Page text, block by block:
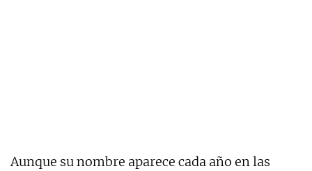
Aunque su nombre aparece cada año en las